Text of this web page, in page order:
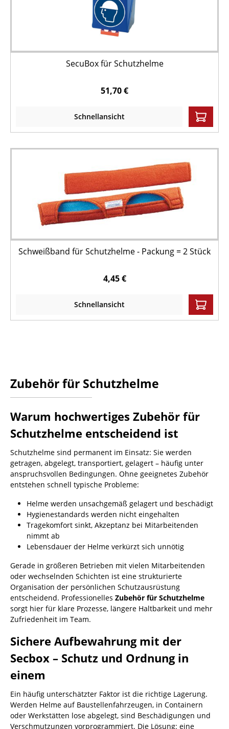
SecuBox für Schutzhelme
51,70 €
Schnellansicht
Schweißband für Schutzhelme - Packung = 2 Stück
4,45 €
Schnellansicht
Zubehör für Schutzhelme
Warum hochwertiges Zubehör für
Schutzhelme entscheidend ist
Schutzhelme sind permanent im Einsatz: Sie werden
getragen, abgelegt, transportiert, gelagert – häufig unter
anspruchsvollen Bedingungen. Ohne geeignetes Zubehör
entstehen schnell typische Probleme:
Helme werden unsachgemäß gelagert und beschädigt
Hygienestandards werden nicht eingehalten
Tragekomfort sinkt, Akzeptanz bei Mitarbeitenden
nimmt ab
Lebensdauer der Helme verkürzt sich unnötig
Gerade in größeren Betrieben mit vielen Mitarbeitenden
oder wechselnden Schichten ist eine strukturierte
Organisation der persönlichen Schutzausrüstung
entscheidend. Professionelles Zubehör für Schutzhelme
sorgt hier für klare Prozesse, längere Haltbarkeit und mehr
Zufriedenheit im Team.
Sichere Aufbewahrung mit der
Secbox – Schutz und Ordnung in
einem
Ein häufig unterschätzter Faktor ist die richtige Lagerung.
Werden Helme auf Baustellenfahrzeugen, in Containern
oder Werkstätten lose abgelegt, sind Beschädigungen und
Verschmutzungen vorprogrammiert. Die Lösung: eine